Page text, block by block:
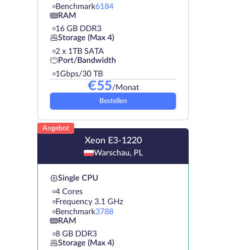
Benchmark6184
RAM
16 GB DDR3
Storage (Max 4)
2 х 1TB SATA
Port/Bandwidth
1Gbps/30 TB
€55/Monat
Bestellen
Angebot
Xeon E3-1220
Warschau, PL
Single CPU
4 Cores
Frequency 3.1 GHz
Benchmark3788
RAM
8 GB DDR3
Storage (Max 4)